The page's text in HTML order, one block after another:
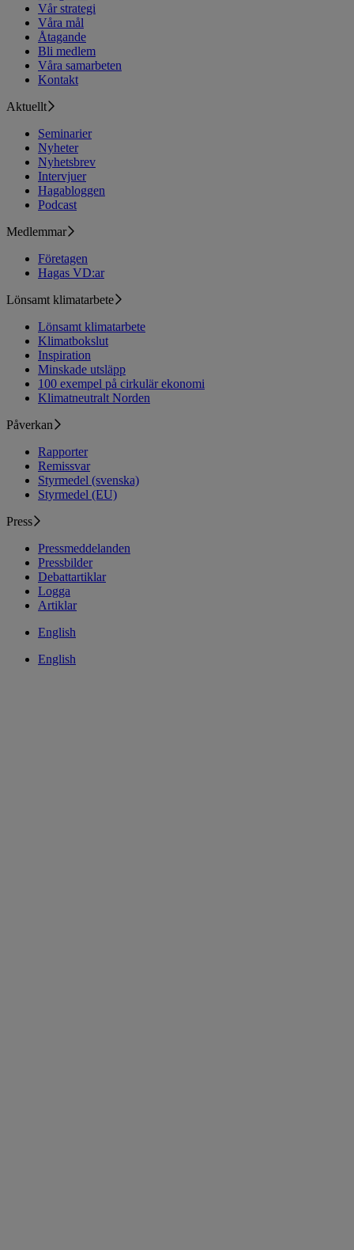
Vår strategi
Våra mål
Åtagande
Bli medlem
Våra samarbeten
Kontakt
Aktuellt
Seminarier
Nyheter
Nyhetsbrev
Intervjuer
Hagabloggen
Podcast
Medlemmar
Företagen
Hagas VD:ar
Lönsamt klimatarbete
Lönsamt klimatarbete
Klimatbokslut
Inspiration
Minskade utsläpp
100 exempel på cirkulär ekonomi
Klimatneutralt Norden
Påverkan
Rapporter
Remissvar
Styrmedel (svenska)
Styrmedel (EU)
Press
Pressmeddelanden
Pressbilder
Debattartiklar
Logga
Artiklar
English
English